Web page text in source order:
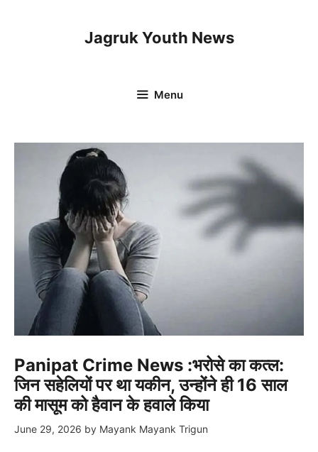
Jagruk Youth News
Menu
Panipat Crime News :भरोसे का कत्ल:
जिन सहेलियों पर था यकीन, उन्होंने ही 16 साल
की मासूम को हैवान के हवाले किया
June 29, 2026 by Mayank Mayank Trigun